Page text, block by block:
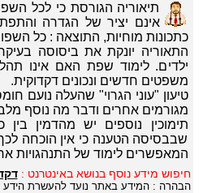
תיאוריה הגורסת כי לכל
אינם יציר של הגדרה
כתכונות מוחיות, התוצאה : כל
התאוריה יונקת את ביסוסה
ילדים. לימוד שפת האם אינו
משפטים חדשים ונכונים דקדוקית.
טיעון "עוני הגרוי" שהעלה נועם
מגורמים אחרים ודבר מה נוסף
תימוכין נוספים יש מהדמין
שבבסיסה הטענה כי אין הוכחה
המאפשרים לימוד של התנהגויות
חיפוש מידע נוסף בנושא באינטרנט :
הבהרה : המידע באתר נועד להעשרת הידע